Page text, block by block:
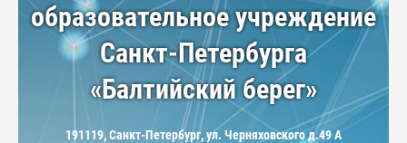
образовательное учреждение
Санкт-Петербурга
«Балтийский берег»
191119, Санкт-Петербург, ул. Черняховского д.49 А